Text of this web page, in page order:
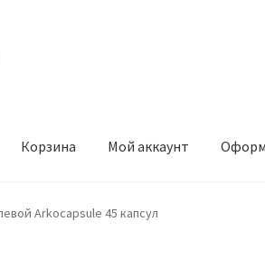
Корзина Мой аккаунт
Мой аккаунт Оформление заказа
Arkocapsule 45 капсул